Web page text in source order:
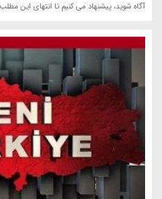
آگاه شوید، پیشنهاد می کنیم تا انتهای این